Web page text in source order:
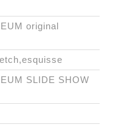
original
SLIDE SHOW